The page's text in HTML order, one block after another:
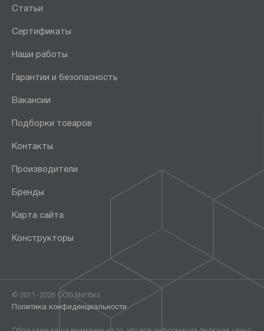
Статьи
Сертификаты
Наши работы
Гарантии и безопасность
Вакансии
Подборки товаров
Контакты
Производители
Бренды
Карта сайта
Конструкторы
© 2011-2026 ООО Метбиз
Политика конфиденциальности